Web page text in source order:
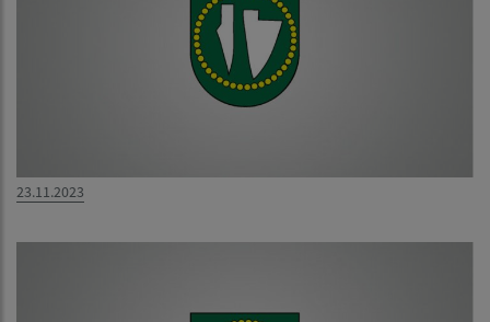
23.11.2023